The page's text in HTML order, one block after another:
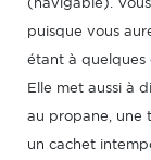
(navigable).
puisque vous
étant à quelques
Elle met aussi à
au propane, une
un cachet